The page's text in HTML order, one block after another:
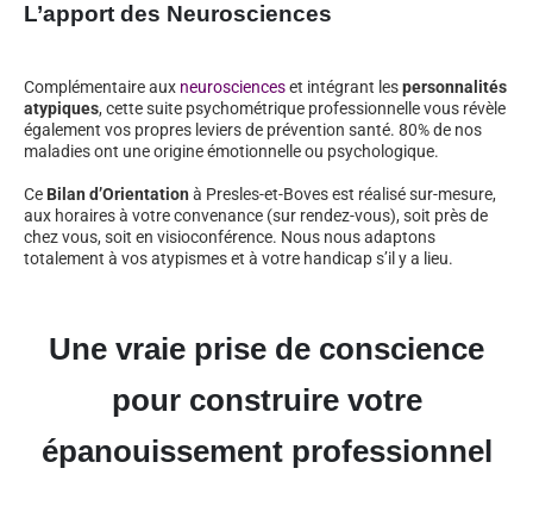
L’apport des Neurosciences
Complémentaire aux neuroscienceset intégrant lespersonnalités
atypiques, cette suite psychométrique professionnelle vous révèle
également vos propres leviers de prévention santé. 80% de nos
maladies ont une origine émotionnelle ou psychologique.
Ce Bilan d’Orientation à Presles-et-Boves est réalisé sur-mesure,
aux horaires à votre convenance (sur rendez-vous), soit près de
chez vous, soit en visioconférence. Nous nous adaptons
totalement à vos atypismes et à votre handicap s’il y a lieu.
Une vraie prise de conscience
pour construire votre
épanouissement professionnel